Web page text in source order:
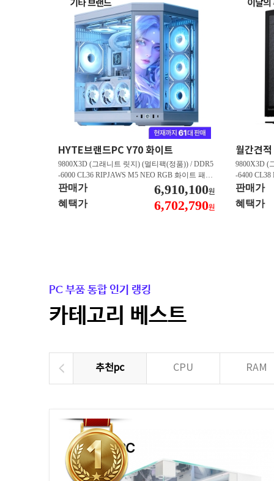
HYTE브랜드PC Y70 화이트
9800X3D (그래니트 릿지) (멀티팩(정품)) / DDR5
-6000 CL36 RIPJAWS M5 NEO RGB 화이트 패키
지 (32GB(16Gx2)) / B850M AORUS ELITE WIFI6
E ICE 피씨디렉트 / 지포스 RTX 5080 AERO OC S
FF D7 16GB 제이씨현 / BLACK SN850X M.2 NV
판매가 6,910,100원
혜택가 6,702,790원
9800X3D (
-6400 CL38
스
/ 라데온
0 M.2
판매가
혜택가
PC 부품 통합 인기 랭킹
카테고리 베스트
추천pc CPU RAM